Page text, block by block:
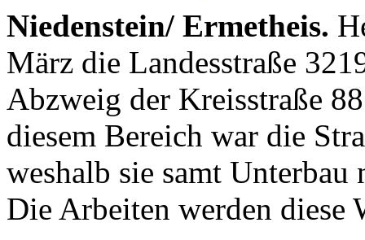
Niedenstein/ Ermetheis.
März die Landesstraße
Abzweig der Kreisstraße
diesem Bereich war die
weshalb sie samt Unterbau
Die Arbeiten werden diese